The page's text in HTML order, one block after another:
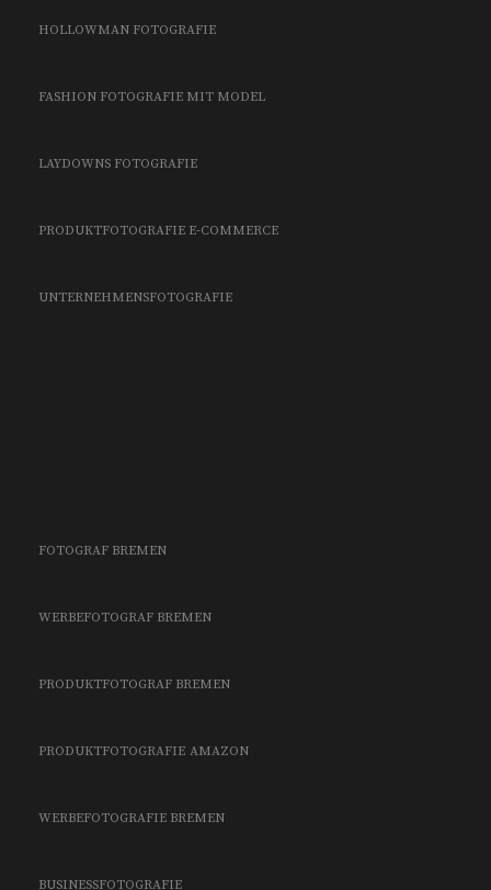
HOLLOWMAN FOTOGRAFIE
FASHION FOTOGRAFIE MIT MODEL
LAYDOWNS FOTOGRAFIE
PRODUKTFOTOGRAFIE E-COMMERCE
UNTERNEHMENSFOTOGRAFIE
FOTOGRAF BREMEN
WERBEFOTOGRAF BREMEN
PRODUKTFOTOGRAF BREMEN
PRODUKTFOTOGRAFIE AMAZON
WERBEFOTOGRAFIE BREMEN
BUSINESSFOTOGRAFIE